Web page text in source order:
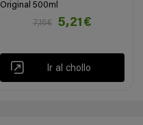
Original 500ml
7,16€
5,21€
Ir al chollo